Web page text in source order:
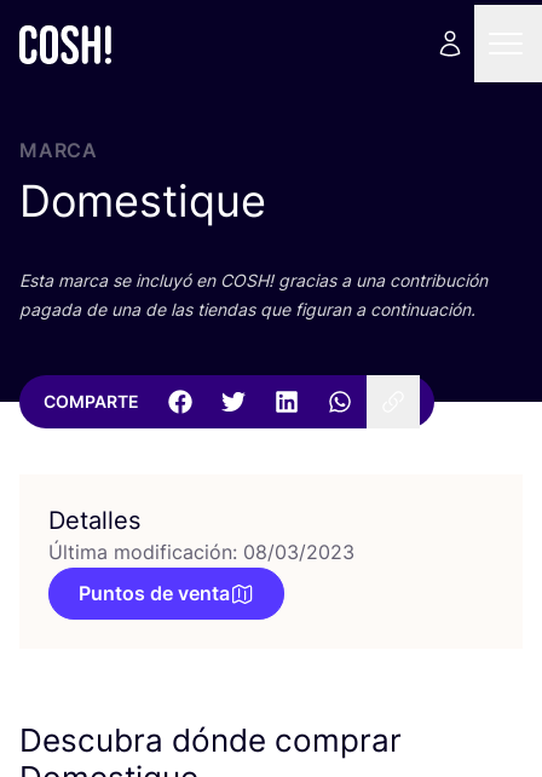
MARCA
Domestique
Esta mar­ca se inclu­yó en COSH! gra­cias a una con­tri­bu­ción
paga­da de una de las tien­das que figu­ran a continuación.
COMPARTE
Detalles
Última modificación: 08/03/2023
Puntos de venta
Descubra dónde comprar